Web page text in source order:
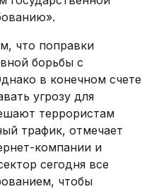
что поправки
борьбы с
в конечном счете
угрозу для
террористам
трафик, отмечает
компании и
сегодня все
чтобы